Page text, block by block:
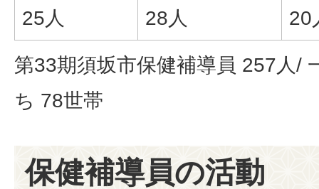
25人
28人 20
第33期須坂市保健補導員 257人/
ち 78世帯
保健補導員の活動